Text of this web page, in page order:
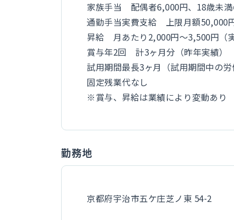
家族手当 配偶者6,000円、18歳未
通勤手当実費支給 上限月額50,000
昇給 月あたり2,000円～3,500円（実
賞与年2回 計3ヶ月分（昨年実績）
試用期間最長3ヶ月（試用期間中の労
固定残業代なし
※賞与、昇給は業績により変動あり
勤務地
京都府宇治市五ケ庄芝ノ東 54-2